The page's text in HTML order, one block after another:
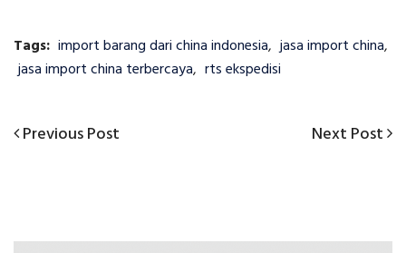
Tags: import barang dari china indonesia, jasa import china,
jasa import china terbercaya, rts ekspedisi
Navigasi
Previous
Previous Post
Next
Next Post